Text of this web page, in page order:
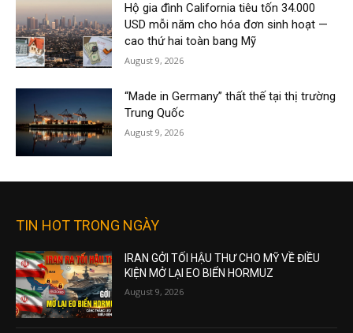
Hộ gia đình California tiêu tốn 34.000
USD mỗi năm cho hóa đơn sinh hoạt —
cao thứ hai toàn bang Mỹ
August 9, 2026
“Made in Germany” thất thế tại thị trường
Trung Quốc
August 9, 2026
TIN HOT TRONG NGÀY
IRAN GỞI TỐI HẬU THƯ CHO MỸ VỀ ĐIỀU
KIỆN MỞ LẠI EO BIỂN HORMUZ
August 9, 2026